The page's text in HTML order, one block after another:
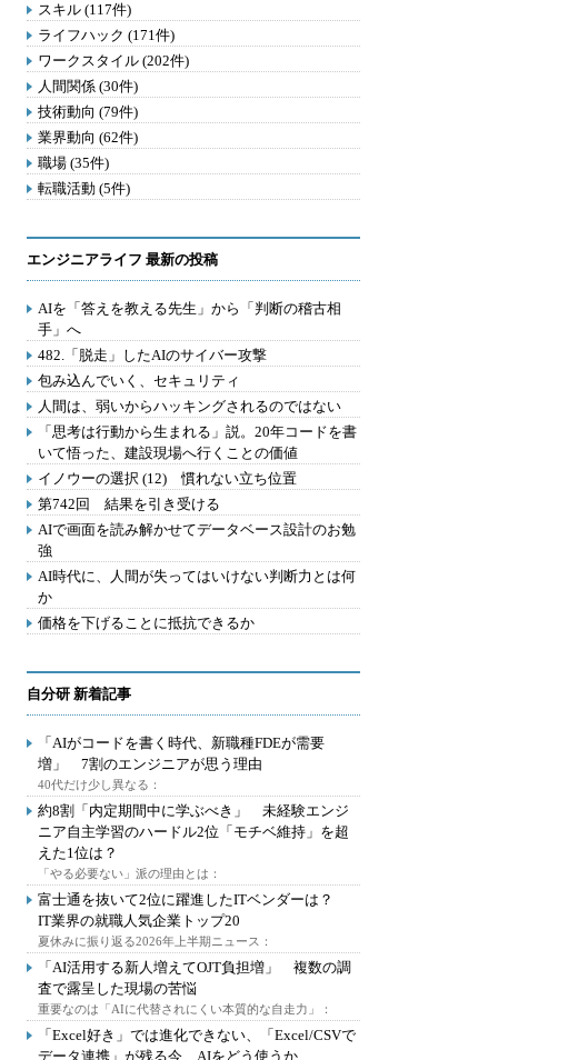
スキル (117件)
ライフハック (171件)
ワークスタイル (202件)
人間関係 (30件)
技術動向 (79件)
業界動向 (62件)
職場 (35件)
転職活動 (5件)
エンジニアライフ 最新の投稿
AIを「答えを教える先生」から「判断の稽古相
手」へ
482.「脱走」したAIのサイバー攻撃
包み込んでいく、セキュリティ
人間は、弱いからハッキングされるのではない
「思考は行動から生まれる」説。20年コードを書
いて悟った、建設現場へ行くことの価値
イノウーの選択 (12) 慣れない立ち位置
第742回 結果を引き受ける
AIで画面を読み解かせてデータベース設計のお勉
強
AI時代に、人間が失ってはいけない判断力とは何
か
価格を下げることに抵抗できるか
自分研 新着記事
「AIがコードを書く時代、新職種FDEが需要
増」 7割のエンジニアが思う理由
40代だけ少し異なる：
約8割「内定期間中に学ぶべき」 未経験エンジ
ニア自主学習のハードル2位「モチベ維持」を超
えた1位は？
「やる必要ない」派の理由とは：
富士通を抜いて2位に躍進したITベンダーは？
IT業界の就職人気企業トップ20
夏休みに振り返る2026年上半期ニュース：
「AI活用する新人増えてOJT負担増」 複数の調
査で露呈した現場の苦悩
重要なのは「AIに代替されにくい本質的な自走力」：
「Excel好き」では進化できない、「Excel/CSVで
データ連携」が残る今、AIをどう使うか